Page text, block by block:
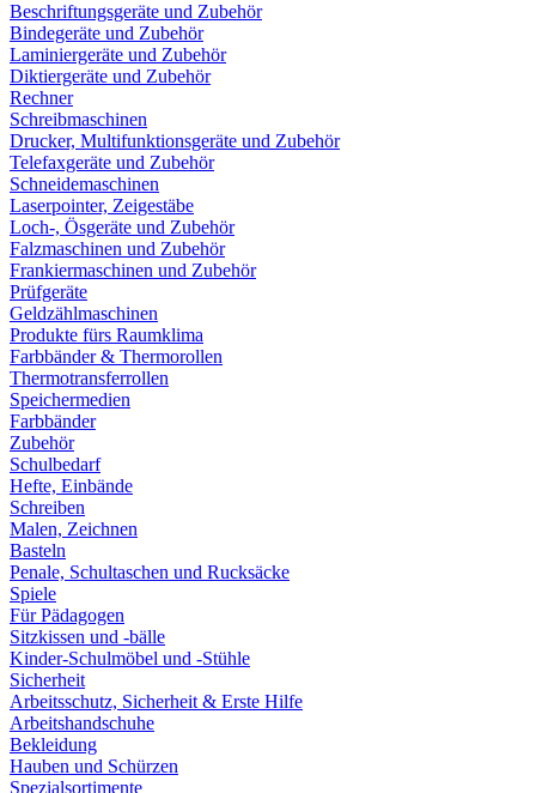
Beschriftungsgeräte und Zubehör
Bindegeräte und Zubehör
Laminiergeräte und Zubehör
Diktiergeräte und Zubehör
Rechner
Schreibmaschinen
Drucker, Multifunktionsgeräte und Zubehör
Telefaxgeräte und Zubehör
Schneidemaschinen
Laserpointer, Zeigestäbe
Loch-, Ösgeräte und Zubehör
Falzmaschinen und Zubehör
Frankiermaschinen und Zubehör
Prüfgeräte
Geldzählmaschinen
Produkte fürs Raumklima
Farbbänder & Thermorollen
Thermotransferrollen
Speichermedien
Farbbänder
Zubehör
Schulbedarf
Hefte, Einbände
Schreiben
Malen, Zeichnen
Basteln
Penale, Schultaschen und Rucksäcke
Spiele
Für Pädagogen
Sitzkissen und -bälle
Kinder-Schulmöbel und -Stühle
Sicherheit
Arbeitsschutz, Sicherheit & Erste Hilfe
Arbeitshandschuhe
Bekleidung
Hauben und Schürzen
Spezialsortimente